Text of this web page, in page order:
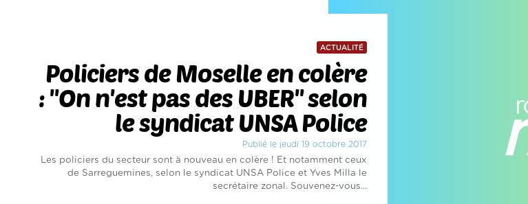
ACTUALITÉ
Policiers de Moselle en colère
: ''On n'est pas des UBER'' selon
le syndicat UNSA Police
Publié le jeudi 19 octobre 2017
Les policiers du secteur sont à nouveau en colère ! Et notamment ceux
de Sarreguemines, selon le syndicat UNSA Police et Yves Milla le
secrétaire zonal. Souvenez-vous...